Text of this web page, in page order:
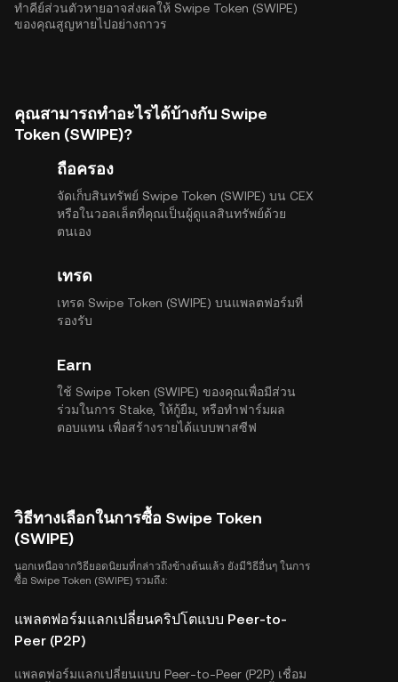
ทำคีย์ส่วนตัวหายอาจส่งผลให้ Swipe Token (SWIPE)
ของคุณสูญหายไปอย่างถาวร
คุณสามารถทำอะไรได้บ้างกับ Swipe
Token (SWIPE)?
ถือครอง
จัดเก็บสินทรัพย์ Swipe Token (SWIPE) บน CEX
หรือในวอลเล็ตที่คุณเป็นผู้ดูแลสินทรัพย์ด้วย
ตนเอง
เทรด
เทรด Swipe Token (SWIPE) บนแพลตฟอร์มที่
รองรับ
Earn
ใช้ Swipe Token (SWIPE) ของคุณเพื่อมีส่วน
ร่วมในการ Stake, ให้กู้ยืม, หรือทำฟาร์มผล
ตอบแทน เพื่อสร้างรายได้แบบพาสซีฟ
วิธีทางเลือกในการซื้อ Swipe Token
(SWIPE)
นอกเหนือจากวิธียอดนิยมที่กล่าวถึงข้างต้นแล้ว ยังมีวิธีอื่นๆ ในการ
ซื้อ Swipe Token (SWIPE) รวมถึง:
แพลตฟอร์มแลกเปลี่ยนคริปโตแบบ Peer-to-
Peer (P2P)
แพลตฟอร์มแลกเปลี่ยนแบบ Peer-to-Peer (P2P) เชื่อม